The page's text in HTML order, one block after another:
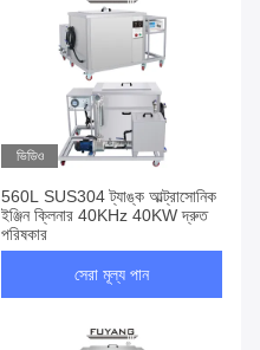
ভিডিও
560L SUS304 ট্যাঙ্ক আল্ট্রাসোনিক
ইঞ্জিন ক্লিনার 40KHz 40KW দ্রুত
পরিষ্কার
সেরা মূল্য পান